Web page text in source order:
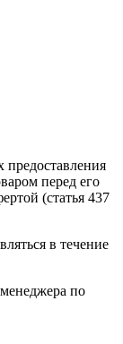
предоставления
перед его
(статья 437
в течение
по